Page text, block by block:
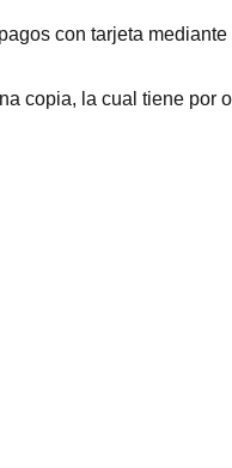
con tarjeta
copia, la cual tiene por